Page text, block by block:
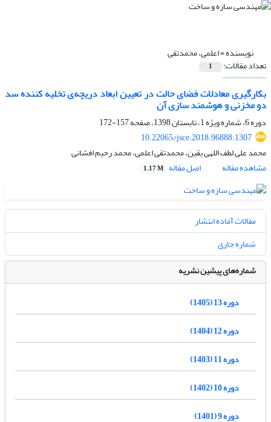
نویسنده =اعلمی، محمدتقی
تعداد مقالات: 1
بکارگیری معادلات فضای حالت در تعیین ابعاد دریچه‌ی تخلیه کننده سد
دو مخزنی و هوشمند سازی آن
دوره 6، شماره ویژه 1، تابستان 1398، صفحه
157-172
10.22065/jsce.2018.96888.1307
محمد علی لطف اللهی یقین، محمدتقی اعلمی، محمد رحیم افشانی
مشاهده مقاله
اصل مقاله 1.17 M
مقالات آماده انتشار
شماره جاری
شماره‌های پیشین نشریه
دوره 13 (1405)
دوره 12 (1404)
دوره 11 (1403)
دوره 10 (1402)
دوره 9 (1401)